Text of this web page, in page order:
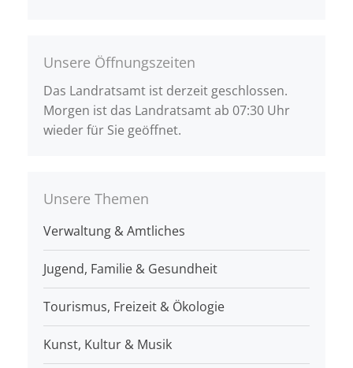
Unsere Öffnungszeiten
Das Landratsamt ist derzeit geschlossen.
Morgen ist das Landratsamt ab 07:30 Uhr
wieder für Sie geöffnet.
Unsere Themen
Verwaltung & Amtliches
Jugend, Familie & Gesundheit
Tourismus, Freizeit & Ökologie
Kunst, Kultur & Musik